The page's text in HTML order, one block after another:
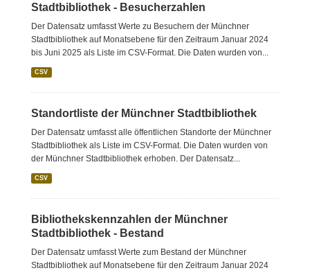
Stadtbibliothek - Besucherzahlen
Der Datensatz umfasst Werte zu Besuchern der Münchner
Stadtbibliothek auf Monatsebene für den Zeitraum Januar 2024
bis Juni 2025 als Liste im CSV-Format. Die Daten wurden von...
CSV
Standortliste der Münchner Stadtbibliothek
Der Datensatz umfasst alle öffentlichen Standorte der Münchner
Stadtbibliothek als Liste im CSV-Format. Die Daten wurden von
der Münchner Stadtbibliothek erhoben. Der Datensatz...
CSV
Bibliothekskennzahlen der Münchner
Stadtbibliothek - Bestand
Der Datensatz umfasst Werte zum Bestand der Münchner
Stadtbibliothek auf Monatsebene für den Zeitraum Januar 2024